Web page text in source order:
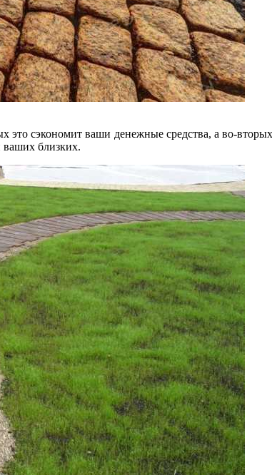
сэкономит ваши денежные средства, а во-
ваших близких.